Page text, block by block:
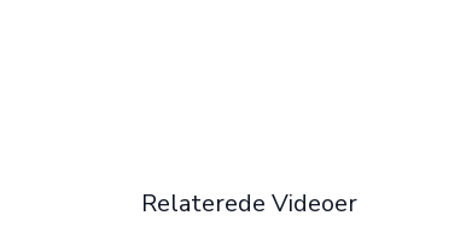
Relaterede Videoer